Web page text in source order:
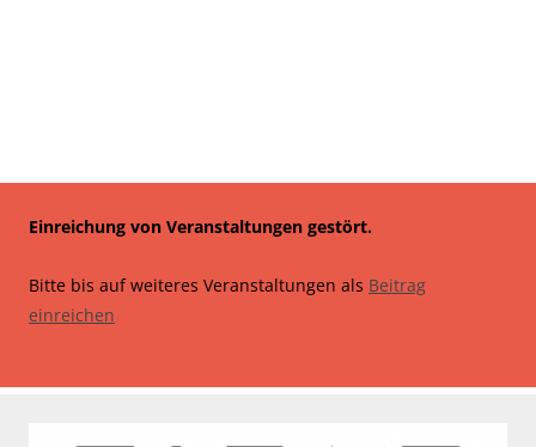
Einreichung von Veranstaltungen gestört.
Bitte bis auf weiteres Veranstaltungen als Beitrag
einreichen